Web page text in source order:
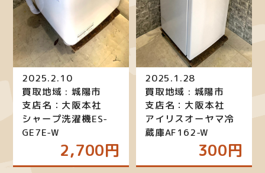
2025.2.10
買取地域 : 城陽市
支店名：大阪本社
シャープ洗濯機ES-
GE7E-W
2,700円
2025.1.28
買取地域 : 城陽市
支店名：大阪本社
アイリスオーヤマ冷
蔵庫AF162-W
300円